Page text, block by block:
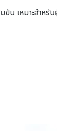
น เหมาะสำห